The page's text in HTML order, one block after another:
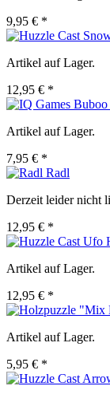
9,95 € *
Artikel auf Lager.
12,95 € *
Artikel auf Lager.
7,95 € *
Radl
Derzeit leider nicht
12,95 € *
Artikel auf Lager.
12,95 € *
Artikel auf Lager.
5,95 € *